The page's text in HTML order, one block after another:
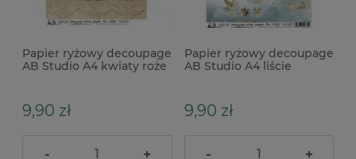
Papier ryżowy decoupage
AB Studio A4 kwiaty roże
9,90 zł
- +
Papier ryżowy decoupage
AB Studio A4 liście
9,90 zł
- +